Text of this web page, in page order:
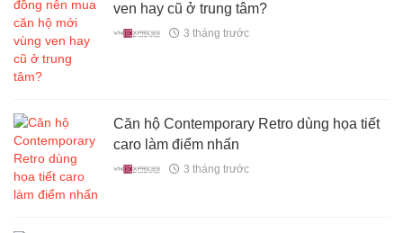
ven hay cũ ở trung tâm?
3 tháng trước
Căn hộ Contemporary Retro dùng họa tiết
caro làm điểm nhấn
3 tháng trước